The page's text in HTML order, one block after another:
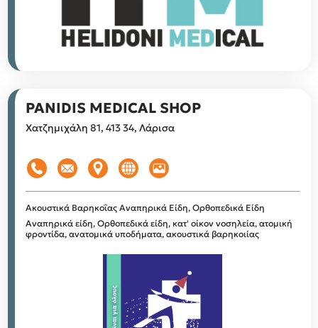
PANIDIS MEDICAL SHOP
Χατζημιχάλη 81, 413 34, Λάρισα
Ακουστικά Βαρηκοΐας Αναπηρικά Είδη, Ορθοπεδικά Είδη
Αναπηρικά είδη, Ορθοπεδικά είδη, κατ' οίκον νοσηλεία, ατομική
φροντίδα, ανατομικά υποδήματα, ακουστικά βαρηκοιίας